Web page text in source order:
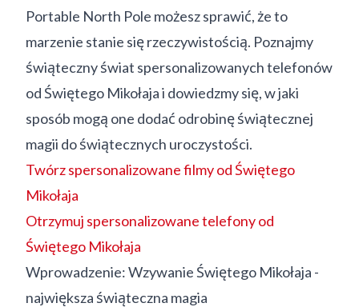
Portable North Pole możesz sprawić, że to
marzenie stanie się rzeczywistością. Poznajmy
świąteczny świat spersonalizowanych telefonów
od Świętego Mikołaja i dowiedzmy się, w jaki
sposób mogą one dodać odrobinę świątecznej
magii do świątecznych uroczystości.
Twórz spersonalizowane filmy od Świętego
Mikołaja
Otrzymuj spersonalizowane telefony od
Świętego Mikołaja
Wprowadzenie: Wzywanie Świętego Mikołaja -
największa świąteczna magia